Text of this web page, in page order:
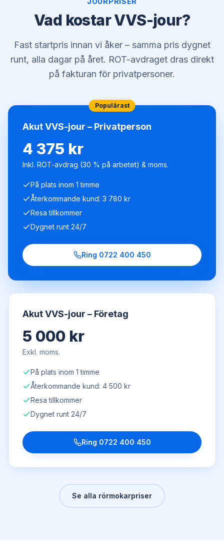
Vad kostar VVS-jour?
Fast startpris innan vi åker – samma pris dygnet
runt, alla dagar på året. ROT-avdraget dras direkt
på fakturan för privatpersoner.
Populärast
Akut VVS-jour – Privatperson
4 375 kr
Inkl. ROT-avdrag (30 % på arbetet) & moms.
På plats inom 1 timme
Återkommande kund: 3 780 kr
Resa tillkommer
Dygnet runt 24/7
Ring 0722 400 450
Akut VVS-jour – Företag
5 000 kr
Exkl. moms.
På plats inom 1 timme
Återkommande kund: 4 500 kr
Resa tillkommer
Dygnet runt 24/7
Ring 0722 400 450
Se alla rörmokarpriser